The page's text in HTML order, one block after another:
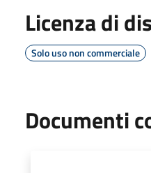
Licenza di
Solo uso non commerciale
Documenti